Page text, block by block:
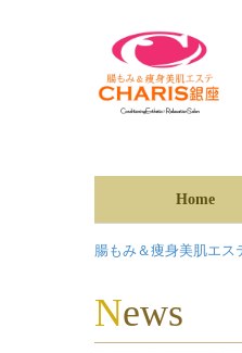
Home
腸もみ＆痩身美肌エス
News